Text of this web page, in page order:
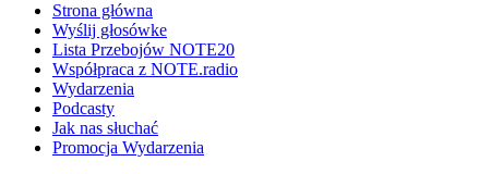
Strona główna
Wyślij głosówke
Lista Przebojów NOTE20
Współpraca z NOTE.radio
Wydarzenia
Podcasty
Jak nas słuchać
Promocja Wydarzenia